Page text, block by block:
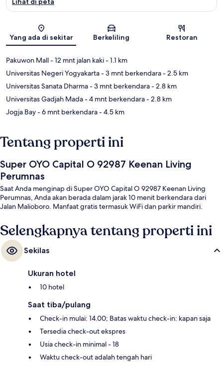
Peta
Yang ada di sekitar Berkeliling Restoran
Pakuwon Mall- 12 mnt jalan kaki- 1.1 km
Universitas Negeri Yogyakarta- 3 mnt berkendara- 2.5 km
Universitas Sanata Dharma- 3 mnt berkendara- 2.8 km
Universitas Gadjah Mada- 4 mnt berkendara- 2.8 km
Jogja Bay- 6 mnt berkendara- 4.5 km
Tentang properti ini
Super OYO Capital O 92987 Keenan Living
Perumnas
Saat Anda menginap di Super OYO Capital O 92987 Keenan Living
Perumnas, Anda akan berada dalam jarak 10 menit berkendara dari
Jalan Malioboro. Manfaat gratis termasuk WiFi dan parkir mandiri.
Selengkapnya tentang properti ini
Sekilas
Ukuran hotel
10 hotel
Saat tiba/pulang
Check-in mulai: 14.00; Batas waktu check-in: kapan saja
Tersedia check-out ekspres
Usia check-in minimal - 18
Waktu check-out adalah tengah hari